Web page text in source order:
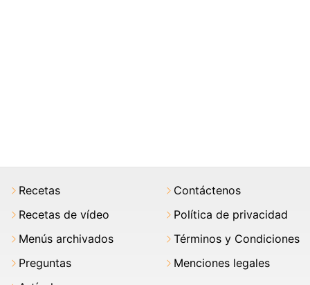
Recetas
Recetas de vídeo
Menús archivados
Preguntas
Contáctenos
Política de privacidad
Términos y Condiciones
Menciones legales